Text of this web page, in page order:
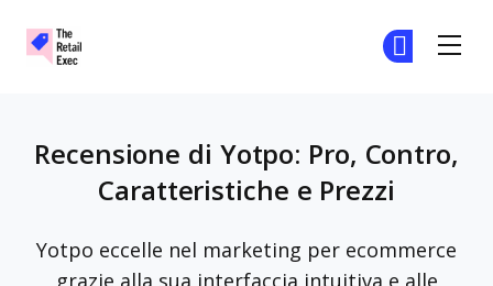
Recensione di Yotpo: Pro, Contro,
Caratteristiche e Prezzi
Yotpo eccelle nel marketing per ecommerce
grazie alla sua interfaccia intuitiva e alle